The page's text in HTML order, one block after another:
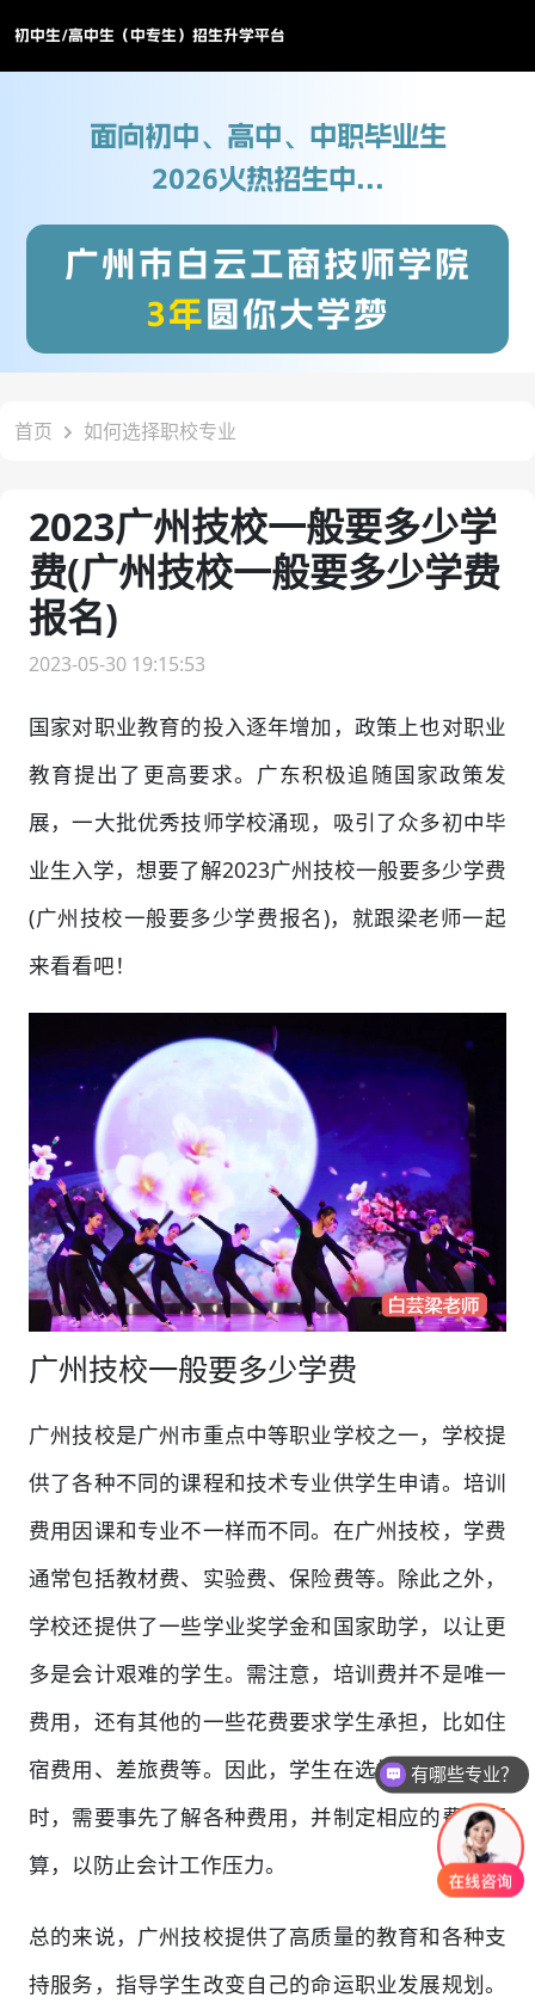
初中生/高中生（中专生）招生升学平台
面向初中、高中、中职毕业生
2026火热招生中...
广州市白云工商技师学院
3年圆你大学梦
首页 如何选择职校专业
2023广州技校一般要多少学
费(广州技校一般要多少学费
报名)
2023-05-30 19:15:53
国家对职业教育的投入逐年增加，政策上也对职业
教育提出了更高要求。广东积极追随国家政策发
展，一大批优秀技师学校涌现，吸引了众多初中毕
业生入学，想要了解2023广州技校一般要多少学费
(广州技校一般要多少学费报名)，就跟梁老师一起
来看看吧！
广州技校一般要多少学费
广州技校是广州市重点中等职业学校之一，学校提
供了各种不同的课程和技术专业供学生申请。培训
费用因课和专业不一样而不同。在广州技校，学费
通常包括教材费、实验费、保险费等。除此之外，
学校还提供了一些学业奖学金和国家助学，以让更
多是会计艰难的学生。需注意，培训费并不是唯一
费用，还有其他的一些花费要求学生承担，比如住
宿费用、差旅费等。因此，学生在选择学校和专业
时，需要事先了解各种费用，并制定相应的费用预
算，以防止会计工作压力。
总的来说，广州技校提供了高质量的教育和各种支
持服务，指导学生改变自己的命运职业发展规划。
有哪些专业？